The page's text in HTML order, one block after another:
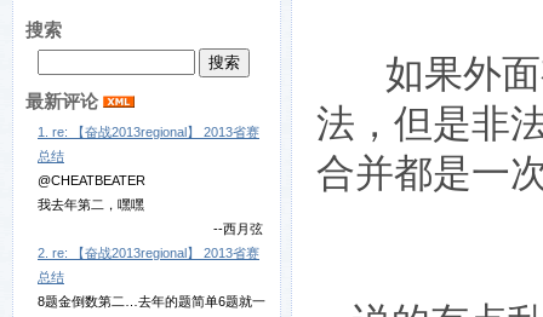
搜索
最新评论
1. re: 【奋战2013regional】 2013省赛
总结
@CHEATBEATER
我去年第二，嘿嘿
--西月弦
2. re: 【奋战2013regional】 2013省赛
总结
8题金倒数第二…去年的题简单6题就一
如果外面
法，但是非
合并都是一